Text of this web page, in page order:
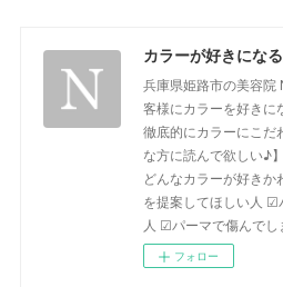
兵庫県姫路市の美容院
客様にカラーを好きに
徹底的にカラーにこだ
な方に読んで欲しい♪
どんなカラーが好き
を提案してほしい人 ☑
人 ☑パーマで傷んでし
フォロー